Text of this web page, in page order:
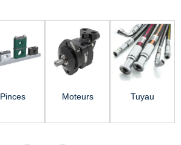
Pinces Moteurs Tuyau